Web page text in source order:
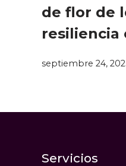
de flor de
resiliencia
septiembre 24,
Servicios